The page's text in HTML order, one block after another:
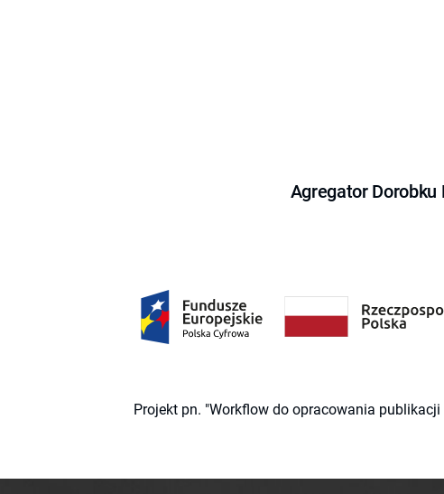
Agregator Dorobku
Projekt pn. "Workflow do opracowania